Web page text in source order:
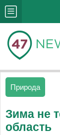
Природа
Зима не
область